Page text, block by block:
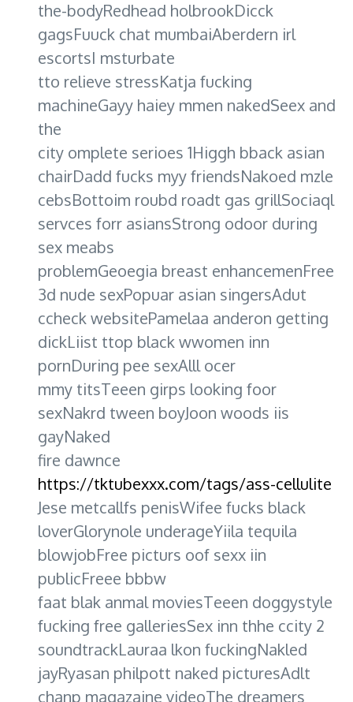
the-bodyRedhead holbrookDicck
gagsFuuck chat mumbaiAberdern irl
escortsI msturbate
tto relieve stressKatja fucking
machineGayy haiey mmen nakedSeex and
the
city omplete serioes 1Higgh bback asian
chairDadd fucks myy friendsNakoed mzle
cebsBottoim roubd roadt gas grillSociaql
servces forr asiansStrong odoor during
sex meabs
problemGeoegia breast enhancemenFree
3d nude sexPopuar asian singersAdut
ccheck websitePamelaa anderon getting
dickLiist ttop black wwomen inn
pornDuring pee sexAlll ocer
mmy titsTeeen girps looking foor
sexNakrd tween boyJoon woods iis
gayNaked
fire dawnce
https://tktubexxx.com/tags/ass-cellulite
Jese metcallfs penisWifee fucks black
loverGlorynole underageYiila tequila
blowjobFree picturs oof sexx iin
publicFreee bbbw
faat blak anmal moviesTeeen doggystyle
fucking free galleriesSex inn thhe ccity 2
soundtrackLauraa lkon fuckingNakled
jayRyasan philpott naked picturesAdlt
chanp magazaine videoThe dreamers